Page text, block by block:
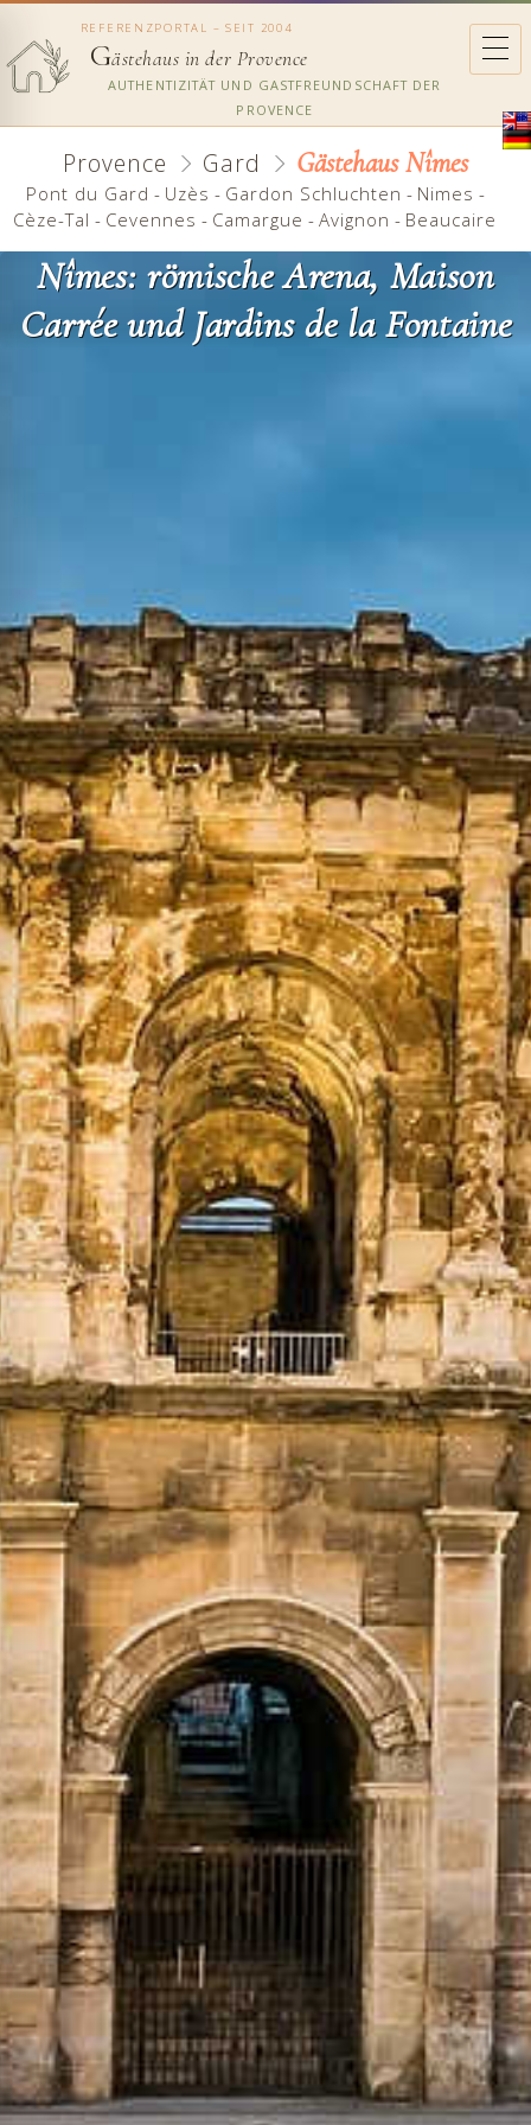
REFERENZPORTAL – SEIT 2004
Gästehaus in der Provence
AUTHENTIZITÄT UND GASTFREUNDSCHAFT DER
PROVENCE
Provence Gard Gästehaus Nîmes
Pont du Gard - Uzès - Gardon Schluchten - Nimes -
Cèze-Tal - Cevennes - Camargue -Avignon - Beaucaire
Nîmes: römische Arena, Maison
Carrée und Jardins de la Fontaine